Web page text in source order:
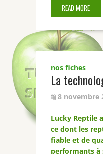
READ MORE
nos fiches
La
8 novembre
Lucky Reptile
ce dont les
fiable et de
performants à